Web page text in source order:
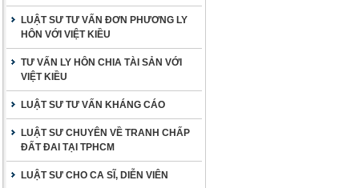
LUẬT SƯ TƯ VẤN ĐƠN PHƯƠNG LY
HÔN VỚI VIỆT KIỀU
TƯ VẤN LY HÔN CHIA TÀI SẢN VỚI
VIỆT KIỀU
LUẬT SƯ TƯ VẤN KHÁNG CÁO
LUẬT SƯ CHUYÊN VỀ TRANH CHẤP
ĐẤT ĐAI TẠI TPHCM
LUẬT SƯ CHO CA SĨ, DIỄN VIÊN